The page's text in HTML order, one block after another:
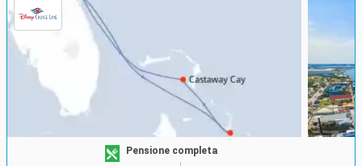
Pensione completa